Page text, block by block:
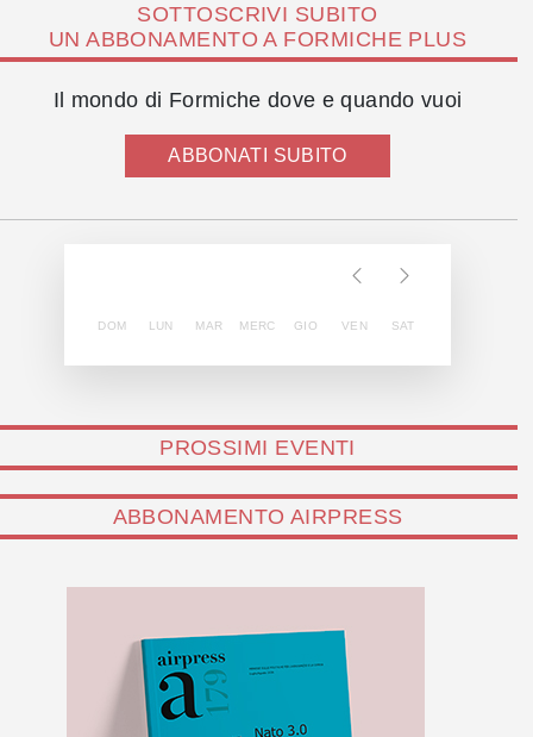
SOTTOSCRIVI SUBITO
UN ABBONAMENTO A FORMICHE PLUS
Il mondo di Formiche dove e quando vuoi
ABBONATI SUBITO
DOM LUN MAR MERC GIO VEN SAT
PROSSIMI EVENTI
ABBONAMENTO AIRPRESS